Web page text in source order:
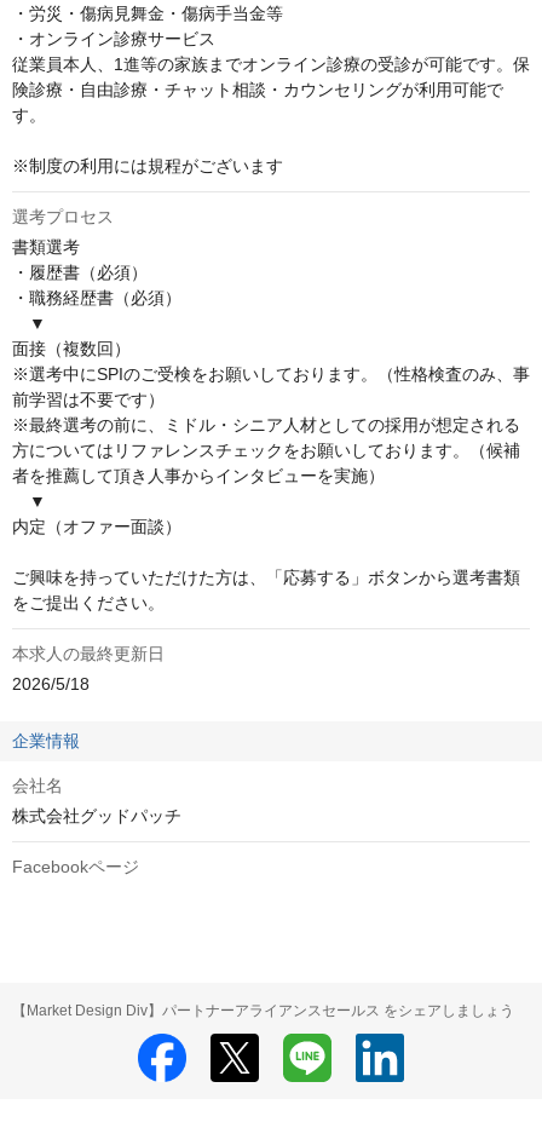
・労災・傷病見舞金・傷病手当金等
・オンライン診療サービス
従業員本人、1進等の家族までオンライン診療の受診が可能です。保
険診療・自由診療・チャット相談・カウンセリングが利用可能で
す。
※制度の利用には規程がございます
選考プロセス
書類選考
・履歴書（必須）
・職務経歴書（必須）
▼
面接（複数回）
※選考中にSPIのご受検をお願いしております。（性格検査のみ、事
前学習は不要です）
※最終選考の前に、ミドル・シニア人材としての採用が想定される
方についてはリファレンスチェックをお願いしております。（候補
者を推薦して頂き人事からインタビューを実施）
▼
内定（オファー面談）
ご興味を持っていただけた方は、「応募する」ボタンから選考書類
をご提出ください。
本求人の最終更新日
2026/5/18
企業情報
会社名
株式会社グッドパッチ
Facebookページ
【Market Design Div】パートナーアライアンスセールス をシェアしましょう